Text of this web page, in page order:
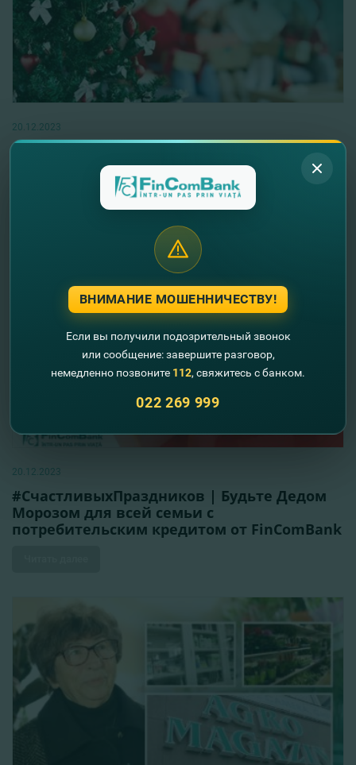
20.12.2023
#СчастливыхПраздников | Cнижение
комиссии Western Union, Money in Minutes
20.12.2023
#СчастливыхПраздников | Будьте Дедом
Морозом для всей семьи с
потребительским кредитом от FinComBank
ВНИМАНИЕ МОШЕННИЧЕСТВУ!
Если вы получили подозрительный звонок
или сообщение: завершите разговор,
немедленно позвоните 112, свяжитесь с банком.
022 269 999